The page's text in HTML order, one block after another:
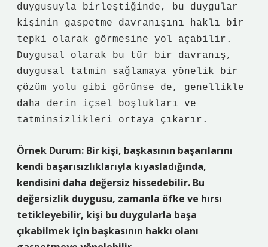
duygusuyla birleştiğinde, bu duygular
kişinin gaspetme davranışını haklı bir
tepki olarak görmesine yol açabilir.
Duygusal olarak bu tür bir davranış,
duygusal tatmin sağlamaya yönelik bir
çözüm yolu gibi görünse de, genellikle
daha derin içsel boşlukları ve
tatminsizlikleri ortaya çıkarır.
Örnek Durum: Bir kişi, başkasının başarılarını
kendi başarısızlıklarıyla kıyasladığında,
kendisini daha değersiz hissedebilir. Bu
değersizlik duygusu, zamanla öfke ve hırsı
tetikleyebilir, kişi bu duygularla başa
çıkabilmek için başkasının hakkı olanı